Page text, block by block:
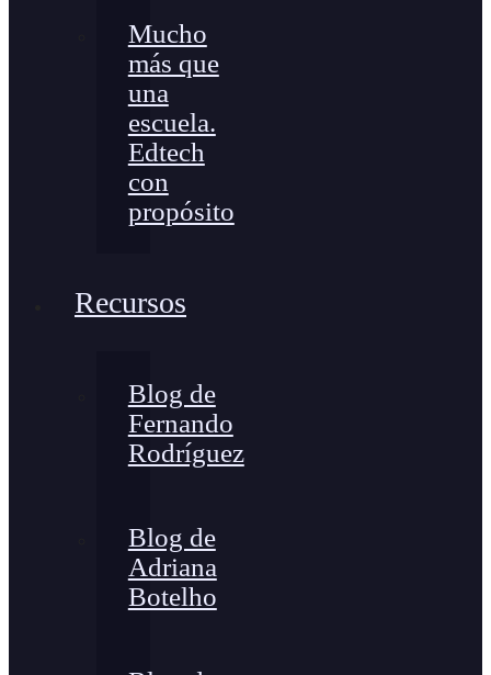
Mucho
más que
una
escuela.
Edtech
con
propósito
Recursos
Blog de
Fernando
Rodríguez
Blog de
Adriana
Botelho